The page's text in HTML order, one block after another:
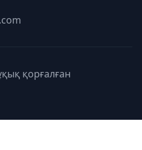
қорғалған